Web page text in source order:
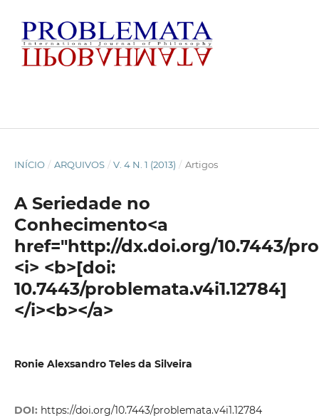
INÍCIO / ARQUIVOS / V. 4 N. 1 (2013) / Artigos
A Seriedade no
Conhecimento<a
href="http://dx.doi.org/10.7443/
<i> <b>[doi:
10.7443/problemata.v4i1.12784]
</i><b></a>
Ronie Alexsandro Teles da Silveira
DOI: https://doi.org/10.7443/problemata.v4i1.12784